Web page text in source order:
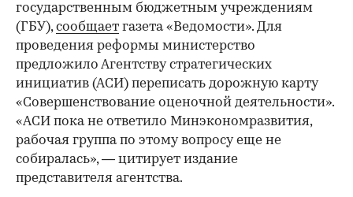
государственным бюджетным учреждениям
(ГБУ),сообщает газета «Ведомости». Для
проведения реформы министерство
предложило Агентству стратегических
инициатив (АСИ) переписать дорожную карту
«Совершенствование оценочной деятельности».
«АСИ пока не ответило Минэкономразвития,
рабочая группа по этому вопросу еще не
собиралась», — цитирует издание
представителя агентства.